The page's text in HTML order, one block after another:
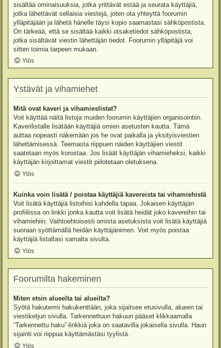
sisältää ominaisuuksia, jotka yrittävät estää ja seurata käyttäjiä,
jotka lähettävät sellaisia viestejä, joten ota yhteyttä foorumin
ylläpitäjään ja lähetä hänelle täysi kopio saamastasi sähköpostista.
On tärkeää, että se sisältää kaikki otsaketiedot sähköpostista,
jotka sisältävät viestin lähettäjän tiedot. Foorumin ylläpitäjä voi
sitten toimia tarpeen mukaan.
Ylös
Ystävät ja vihamiehet
Mitä ovat kaveri ja vihamieslistat?
Voit käyttää näitä listoja muiden foorumin käyttäjien organisointiin.
Kaverilistalle lisätään käyttäjiä omien asetusten kautta. Tämä
auttaa nopeasti näkemään jos he ovat paikalla ja yksityisviestien
lähettämisessä. Teemasta riippuen näiden käyttäjien viestit
saatetaan myös korostaa. Jos lisäät käyttäjän vihamieheksi, kaikki
käyttäjän kirjoittamat viestit piilotetaan oletuksena.
Ylös
Kuinka voin lisätä / poistaa käyttäjiä kavereista tai vihamiehistä
Voit lisätä käyttäjiä listoihisi kahdella tapaa. Jokaisen käyttäjän
profiilissa on linkki jonka kautta voit lisätä heidät joko kavereihin tai
vihamiehiin. Vaihtoehtoisesti omista asetuksista voit lisätä käyttäjiä
suoraan syöttämällä heidän käyttäjänimen. Voit myös poistaa
käyttäjiä listaltasi samalta sivulta.
Ylös
Foorumilta hakeminen
Miten etsin alueelta tai alueilta?
Syötä hakutermi hakukenttään, joka sijaitsee etusivulla, alueen tai
viestiketjun sivulla. Tarkennettuun hakuun pääset klikkaamalla
“Tarkennettu haku”-linkkiä joka on saatavilla jokaisella sivulla. Haun
sijainti voi riippua käyttämästäsi tyylistä.
Ylös